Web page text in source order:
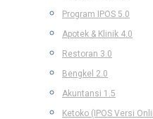
Program IPOS 5.0
Apotek & Klinik 4.0
Restoran 3.0
Bengkel 2.0
Akuntansi 1.5
Ketoko (IPOS Versi